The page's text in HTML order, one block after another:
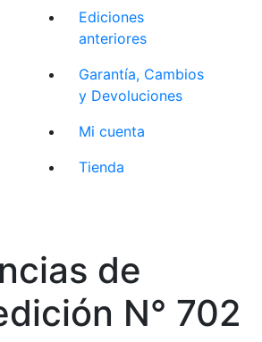
Ediciones
anteriores
Garantía, Cambios
y Devoluciones
Mi cuenta
Tienda
de
N° 702